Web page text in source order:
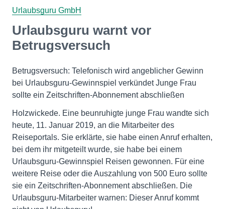
Urlaubsguru GmbH
Urlaubsguru warnt vor
Betrugsversuch
Betrugsversuch: Telefonisch wird angeblicher Gewinn
bei Urlaubsguru-Gewinnspiel verkündet Junge Frau
sollte ein Zeitschriften-Abonnement abschließen
Holzwickede. Eine beunruhigte junge Frau wandte sich
heute, 11. Januar 2019, an die Mitarbeiter des
Reiseportals. Sie erklärte, sie habe einen Anruf erhalten,
bei dem ihr mitgeteilt wurde, sie habe bei einem
Urlaubsguru-Gewinnspiel Reisen gewonnen. Für eine
weitere Reise oder die Auszahlung von 500 Euro sollte
sie ein Zeitschriften-Abonnement abschließen. Die
Urlaubsguru-Mitarbeiter warnen: Dieser Anruf kommt